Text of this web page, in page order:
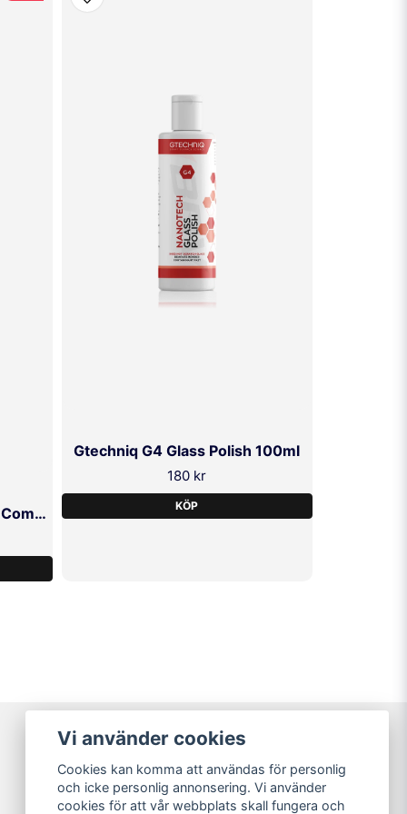
Menzerna Super Heavy Cut Compound 300
Gtechniq G4 Glass Polish 100ml
180 kr
KÖP
Varumärken
Köpvillkor
Kundtjänst
Vi använder cookies
Cookies kan komma att användas för personlig
och icke personlig annonsering. Vi använder
cookies för att vår webbplats skall fungera och